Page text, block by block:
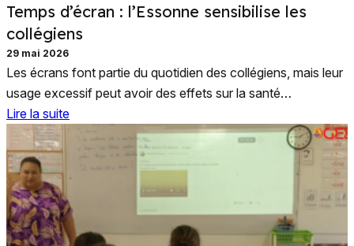
Temps d’écran : l’Essonne sensibilise les
collégiens
29 mai 2026
Les écrans font partie du quotidien des collégiens, mais leur
usage excessif peut avoir des effets sur la santé…
Lire la suite